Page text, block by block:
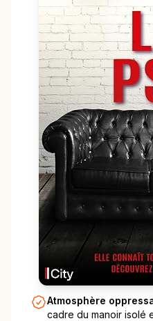
Atmosphère
cadre du manoir isolé